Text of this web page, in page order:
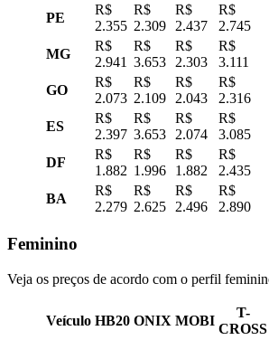
PE
R$
2.355
R$
2.309
R$
2.437
R$
2.745
MG
R$
2.941
R$
3.653
R$
2.303
R$
3.111
GO
R$
2.073
R$
2.109
R$
2.043
R$
2.316
ES
R$
2.397
R$
3.653
R$
2.074
R$
3.085
DF
R$
1.882
R$
1.996
R$
1.882
R$
2.435
BA
R$
2.279
R$
2.625
R$
2.496
R$
2.890
Feminino
Veja os preços de acordo com o perfil
Veículo HB20 ONIX MOBI
T-
CROSS